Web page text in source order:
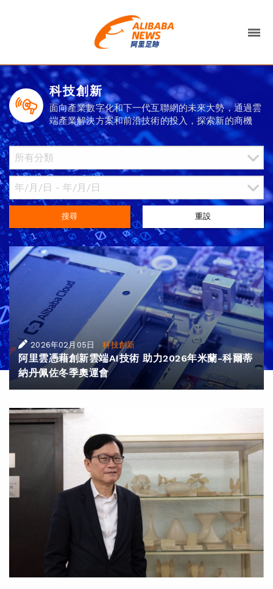
科技創新
面向產業數字化和下一代互聯網的未來大勢，通過雲
端產業解決方案和前沿技術的投入，探索新的商機
搜尋 重設
2026年02月05日 |科技創新
阿里雲憑藉創新雲端AI技術 助力2026年米蘭-科爾蒂
納丹佩佐冬季奧運會